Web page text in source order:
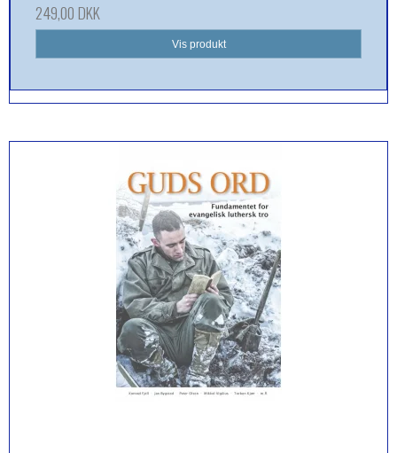
249,00 DKK
Vis produkt